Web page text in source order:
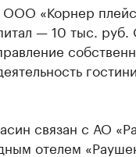
«Корнер
— 10 тыс.
связан с АО
отелем